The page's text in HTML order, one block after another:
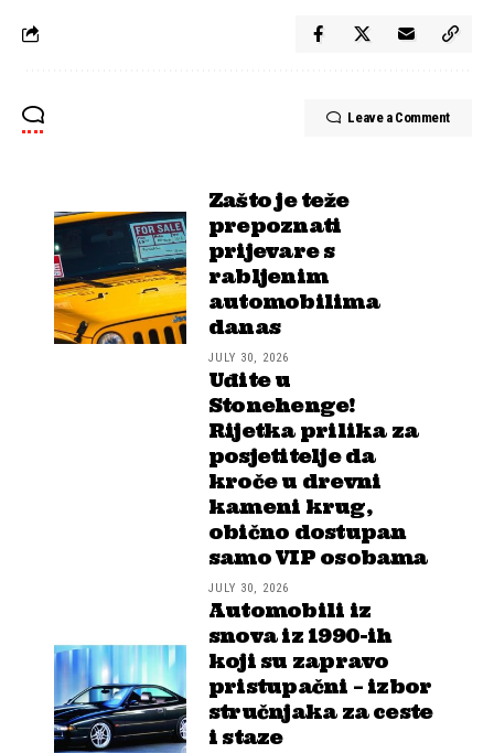
Leave a Comment
Zašto je teže
prepoznati
prijevare s
rabljenim
automobilima
danas
JULY 30, 2026
Uđite u
Stonehenge!
Rijetka prilika za
posjetitelje da
kroče u drevni
kameni krug,
obično dostupan
samo VIP osobama
JULY 30, 2026
Automobili iz
snova iz 1990-ih
koji su zapravo
pristupačni – izbor
stručnjaka za ceste
i staze